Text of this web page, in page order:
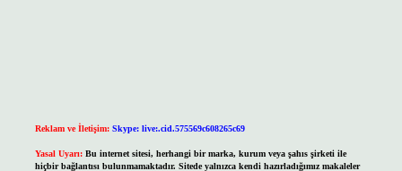
Reklam ve İletişim: Skype: live:.cid.575569c608265c69
Yasal Uyarı: Bu internet sitesi, herhangi bir marka, kurum veya şahıs şirketi ile
hiçbir bağlantısı bulunmamaktadır. Sitede yalnızca kendi hazırladığımız makaleler